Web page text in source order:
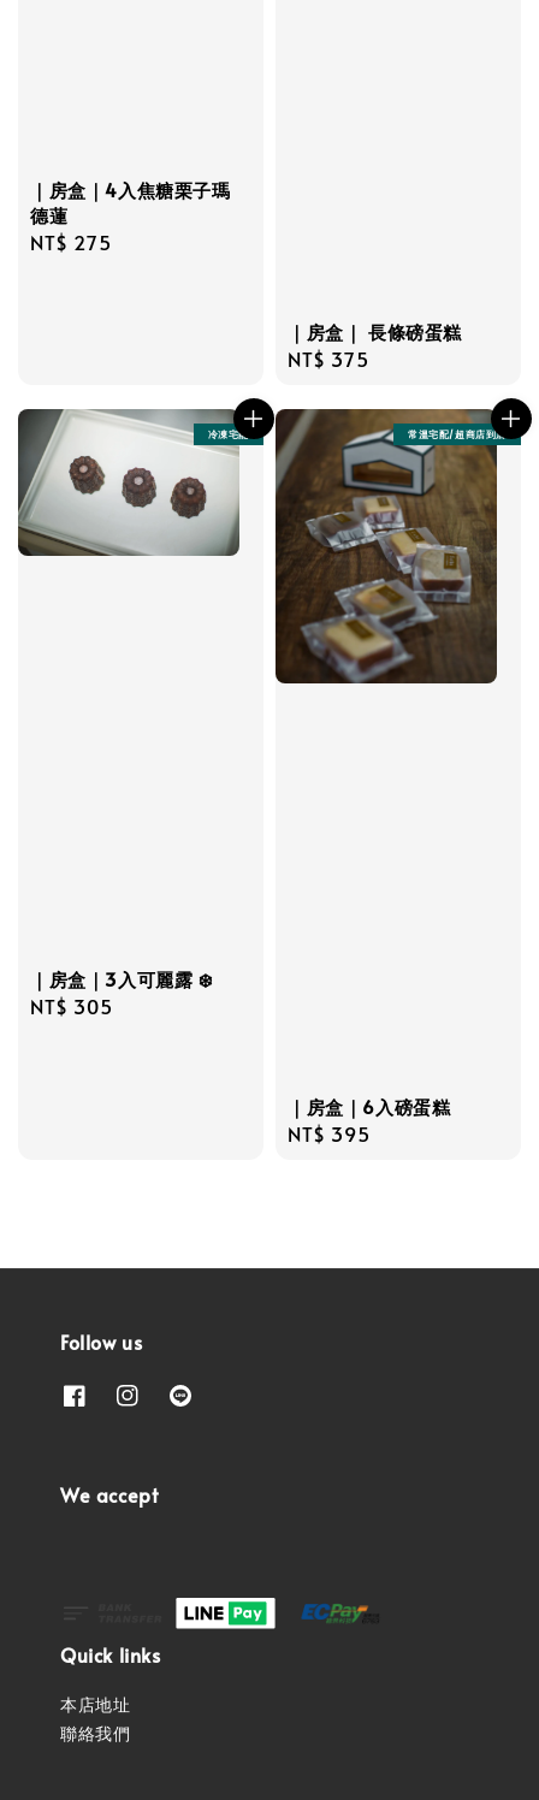
｜房盒｜4入焦糖栗子瑪
德蓮
Regular
NT$ 275
｜房盒｜ 長條磅蛋糕
Regular
NT$ 375
冷凍宅配
｜房盒｜3入可麗露 ❄️
Regular
NT$ 305
常溫宅配/超商店到店
｜房盒｜6入磅蛋糕
Regular
NT$ 395
Follow us
We accept
Quick links
本店地址
聯絡我們